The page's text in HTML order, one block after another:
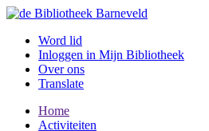
Word lid
Inloggen in Mijn Bibliotheek
Over ons
Translate
Home
Activiteiten